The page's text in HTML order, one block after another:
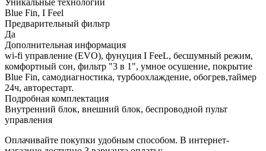
Blue Fin, I Feel
Предварительный фильтр
Да
Дополнительная информация
wi-fi управление (ЕVO), фунуция I FееL, бесшумный режим,
комфортный сон, фильтр "3 в 1", умное осушение, покрытие
Blue Fin, самодиагностика, турбоохлаждение, обогрев,таймер
24ч, авторестарт.
Подробная комплектация
Внутренний блок, внешний блок, беспроводной пульт
управления
Оплачивайте покупки удобным способом. В интернет-